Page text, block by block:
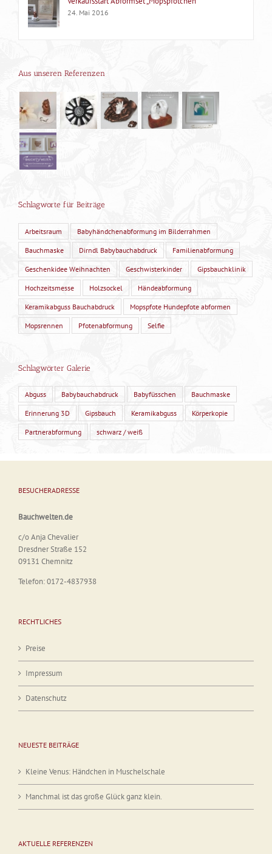
24. Mai 2016
Aus unseren Referenzen
Schlagworte für Beiträge
Arbeitsraum Babyhändchenabformung im Bilderrahmen
Bauchmaske Dirndl Babybauchabdruck Familienabformung
Geschenkidee Weihnachten Geschwisterkinder Gipsbauchklinik
Hochzeitsmesse Holzsockel Händeabformung
Keramikabguss Bauchabdruck Mopspfote Hundepfote abformen
Mopsrennen Pfotenabformung Selfie
Schlagwörter Galerie
Abguss Babybauchabdruck Babyfüsschen Bauchmaske
Erinnerung 3D Gipsbauch Keramikabguss Körperkopie
Partnerabformung schwarz / weiß
BESUCHERADRESSE
Bauchwelten.de
c/o Anja Chevalier
Dresdner Straße 152
09131 Chemnitz
Telefon: 0172-4837938
RECHTLICHES
Preise
Impressum
Datenschutz
NEUESTE BEITRÄGE
Kleine Venus: Händchen in Muschelschale
Manchmal ist das große Glück ganz klein.
AKTUELLE REFERENZEN